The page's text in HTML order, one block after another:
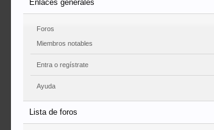
Enlaces generales
Foros
Miembros notables
Entra o regístrate
Ayuda
Lista de foros